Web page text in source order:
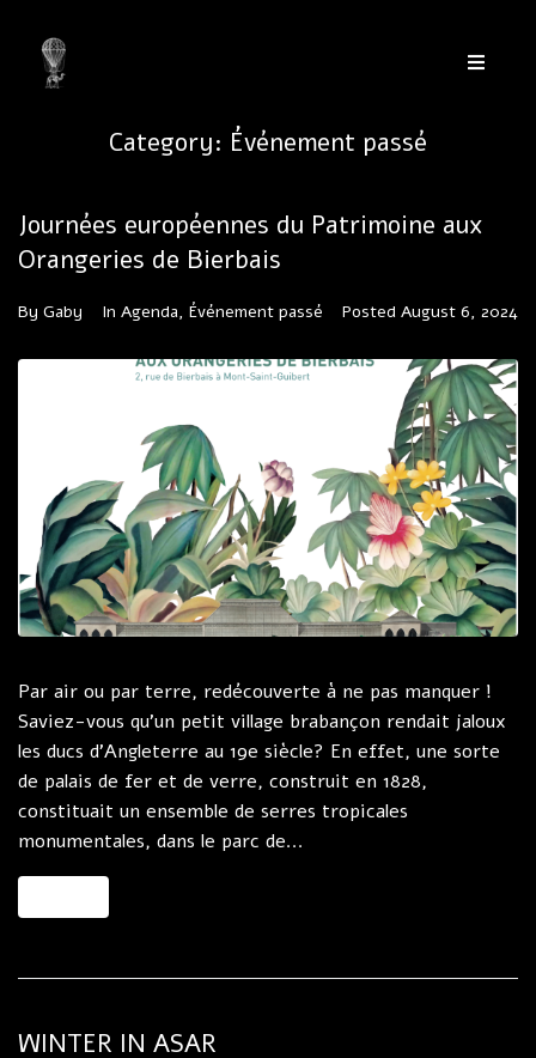
Category: Événement passé
Journées européennes du Patrimoine aux
Orangeries de Bierbais
By Gaby In Agenda, Événement passé Posted August 6, 2024
Par air ou par terre, redécouverte à ne pas manquer !
Saviez-vous qu'un petit village brabançon rendait jaloux
les ducs d'Angleterre au 19e siècle? En effet, une sorte
de palais de fer et de verre, construit en 1828,
constituait un ensemble de serres tropicales
monumentales, dans le parc de...
WINTER IN ASAR